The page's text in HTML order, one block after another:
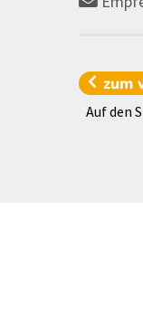
zum
Auf den